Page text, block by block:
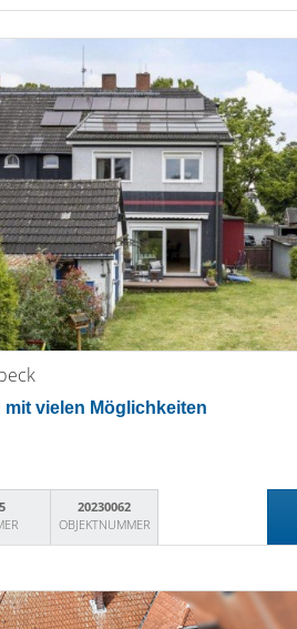
vielen Möglichkeiten
20230062
OBJEKTNUMMER